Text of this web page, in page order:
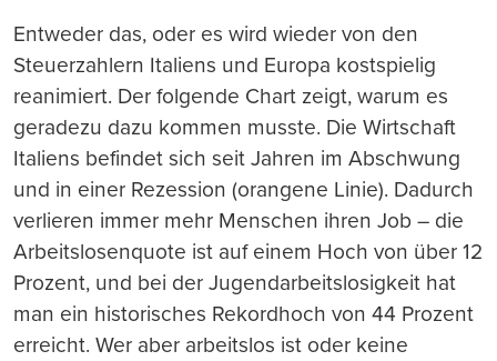
Entweder das, oder es wird wieder von den
Steuerzahlern Italiens und Europa kostspielig
reanimiert. Der folgende Chart zeigt, warum es
geradezu dazu kommen musste. Die Wirtschaft
Italiens befindet sich seit Jahren im Abschwung
und in einer Rezession (orangene Linie). Dadurch
verlieren immer mehr Menschen ihren Job – die
Arbeitslosenquote ist auf einem Hoch von über 12
Prozent, und bei der Jugendarbeitslosigkeit hat
man ein historisches Rekordhoch von 44 Prozent
erreicht. Wer aber arbeitslos ist oder keine